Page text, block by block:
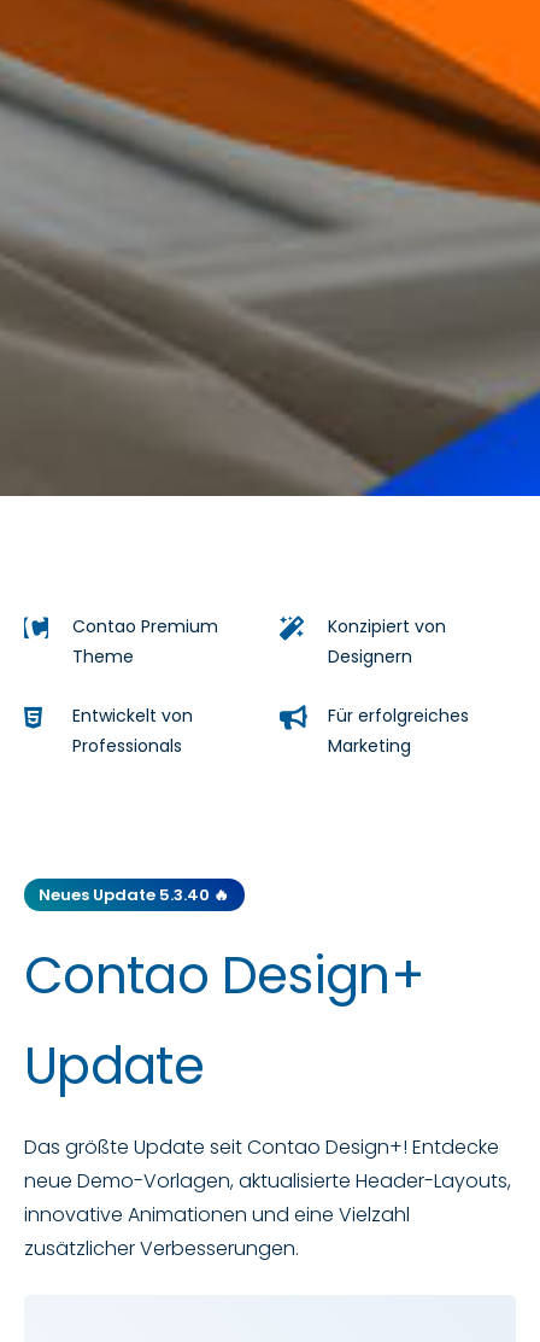
Contao Premium
Theme
Konzipiert von
Designern
Entwickelt von
Professionals
Für erfolgreiches
Marketing
Neues Update 5.3.40 🔥
Contao Design+
Update
Das größte Update seit Contao Design+! Entdecke
neue Demo-Vorlagen, aktualisierte Header-Layouts,
innovative Animationen und eine Vielzahl
zusätzlicher Verbesserungen.